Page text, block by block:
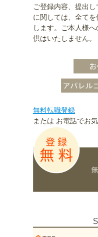
ご登録内容、提出
に関しては、全て
します。ご本人様
供はいたしません。
無料転職登録
または お電話でお